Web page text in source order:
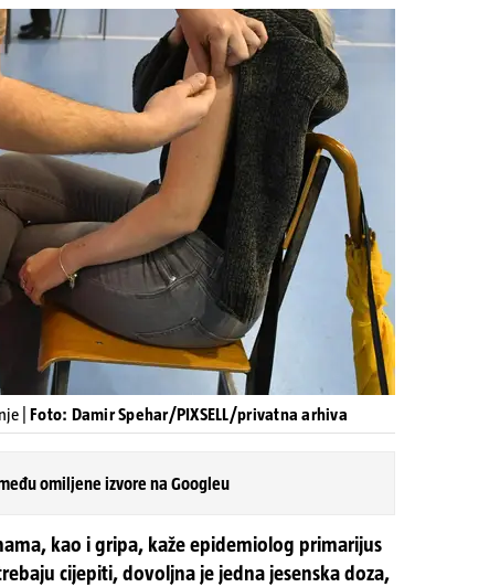
| Foto: Damir Spehar/PIXSELL/privatna arhiva
omiljene izvore na Googleu
kao i gripa, kaže epidemiolog primarijus
cijepiti, dovoljna je jedna jesenska doza,